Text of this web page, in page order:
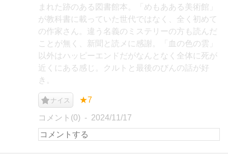
まれた跡のある図書館本。「めもあある美術館」
が教科書に載っていた世代ではなく、全く初めて
の作家さん。違う名義のミステリーの方も読んだ
ことが無く、新聞と読メに感謝。「血の色の雲」
以外はハッピーエンドだがなんとなく全体に死が
近くにある感じ。クルトと最後のびんの話が好
き。
ナイス ★7
コメント(0) 2024/11/17